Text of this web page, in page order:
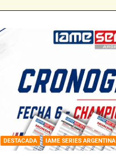
DESTACADA IAME SERIES ARGENTINA